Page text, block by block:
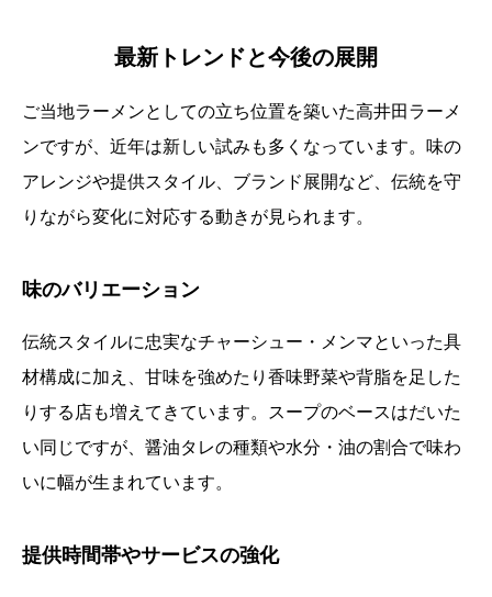
最新トレンドと今後の展開
ご当地ラーメンとしての立ち位置を築いた高井田ラーメ
ンですが、近年は新しい試みも多くなっています。味の
アレンジや提供スタイル、ブランド展開など、伝統を守
りながら変化に対応する動きが見られます。
味のバリエーション
伝統スタイルに忠実なチャーシュー・メンマといった具
材構成に加え、甘味を強めたり香味野菜や背脂を足した
りする店も増えてきています。スープのベースはだいた
い同じですが、醤油タレの種類や水分・油の割合で味わ
いに幅が生まれています。
提供時間帯やサービスの強化